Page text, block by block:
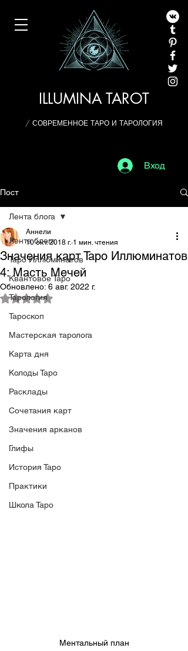
ILLUMINA TAROT
/ СОВРЕМЕННОЕ ТАРО И ТАРОЛОГИЯ
Вход
Пост
Лента блога
Таро Иллюминатов
Квантовое Таро
Тарология
Тароскоп
Мастерская таролога
Карта дня
Колоды Таро
Расклады
Сочетания карт
Значения арканов
Глифы
История Таро
Практики
Школа Таро
Лента блога
Значения карт Таро Иллюминатов
4: Масть Мечей
Аннели
10 окт. 2018 г. 1 мин. чтения
Обновлено: 6 авг. 2022 г.
Оценка: не число из 5 звезд.
Ментальный план